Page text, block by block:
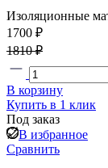
Изоляционные
1700 ₽
1810 ₽
В корзину
Купить в 1 клик
Под заказ
В избранное
Сравнить